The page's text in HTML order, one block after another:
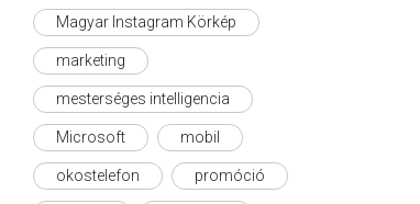
Magyar Instagram Körkép
marketing
mesterséges intelligencia
Microsoft mobil
okostelefon promóció